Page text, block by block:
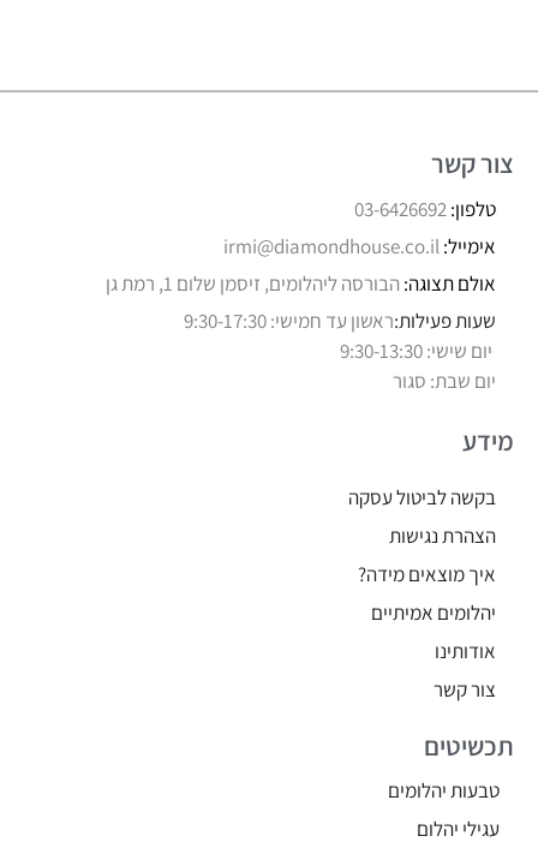
צור קשר
טלפון:03-6426692
אימייל:irmi@diamondhouse.co.il
אולם תצוגה: הבורסה ליהלומים, זיסמן שלום 1, רמת גן
שעות פעילות:ראשון עד חמישי: 9:30-17:30
יום שישי: 9:30-13:30
יום שבת: סגור
מידע
בקשה לביטול עסקה
הצהרת נגישות
איך מוצאים מידה?
יהלומים אמיתיים
אודותינו
צור קשר
תכשיטים
טבעות יהלומים
עגילי יהלום